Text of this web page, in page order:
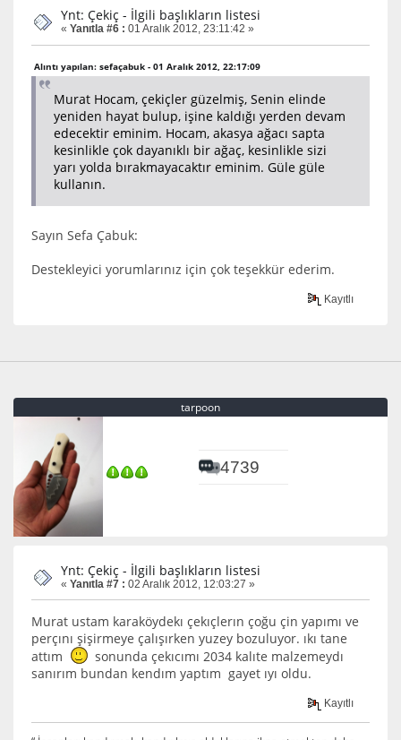
Ynt: Çekiç - İlgili başlıkların listesi
« Yanıtla #6 : 01 Aralık 2012, 23:11:42 »
Alıntı yapılan: sefaçabuk - 01 Aralık 2012, 22:17:09
Murat Hocam, çekiçler güzelmiş, Senin elinde
yeniden hayat bulup, işine kaldığı yerden devam
edecektir eminim. Hocam, akasya ağacı sapta
kesinlikle çok dayanıklı bir ağaç, kesinlikle sizi
yarı yolda bırakmayacaktır eminim. Güle güle
kullanın.
Sayın Sefa Çabuk:
Destekleyici yorumlarınız için çok teşekkür ederim.
Kayıtlı
tarpoon
4739
Ynt: Çekiç - İlgili başlıkların listesi
« Yanıtla #7 : 02 Aralık 2012, 12:03:27 »
Murat ustam karaköydekı çekıçlerın çoğu çin yapımı ve
perçını şişirmeye çalışırken yuzey bozuluyor. ıkı tane
attım
sonunda çekıcımı 2034 kalıte malzemeydı
sanırım bundan kendım yaptım gayet ıyı oldu.
Kayıtlı